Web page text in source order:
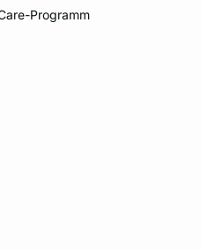
Programm